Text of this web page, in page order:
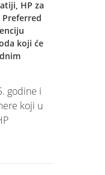
HP za
koji će
godine i
koji u